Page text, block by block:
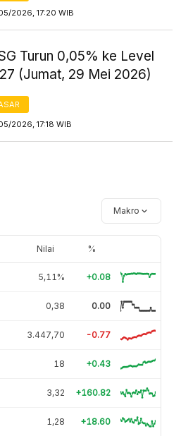
2026, 17:20 WIB
Turun 0,05% ke Level
(Jumat, 29 Mei 2026)
2026, 17:18 WIB
Makro
Nilai %
5,11% +0.08
0,38 0.00
3.447,70 -0.77
18 +0.43
3,32 +160.82
1,28 +18.60